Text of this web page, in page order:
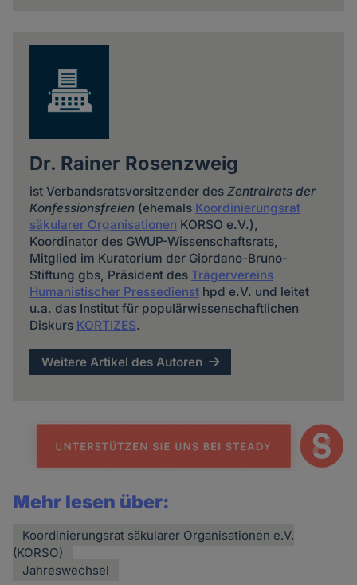
Dr. Rainer Rosenzweig
ist Verbandsratsvorsitzender des Zentralrats der
Konfessionsfreien (ehemals Koordinierungsrat
säkularer Organisationen KORSO e.V.),
Koordinator des GWUP-Wissenschaftsrats,
Mitglied im Kuratorium der Giordano-Bruno-
Stiftung gbs, Präsident des Trägervereins
Humanistischer Pressediensthpd e.V. und leitet
u.a. das Institut für populärwissenschaftlichen
Diskurs KORTIZES.
Weitere Artikel des Autoren
Mehr lesen über:
Koordinierungsrat säkularer Organisationen e.V.
(KORSO)
Jahreswechsel